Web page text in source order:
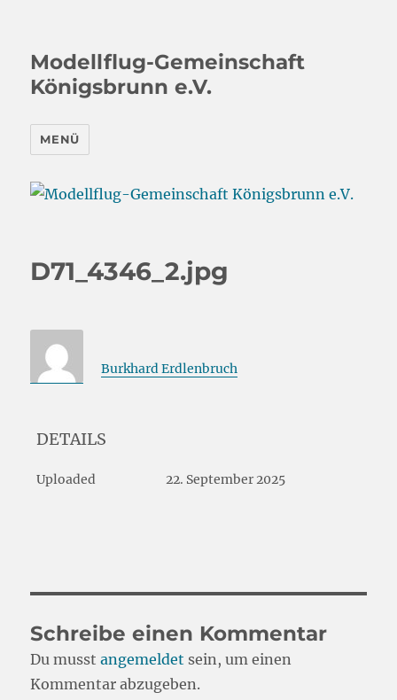
Modellflug-Gemeinschaft
Königsbrunn e.V.
MENÜ
D71_4346_2.jpg
Burkhard Erdlenbruch
DETAILS
Uploaded 22. September 2025
Schreibe einen Kommentar
Du musstangemeldet sein, um einen
Kommentar abzugeben.